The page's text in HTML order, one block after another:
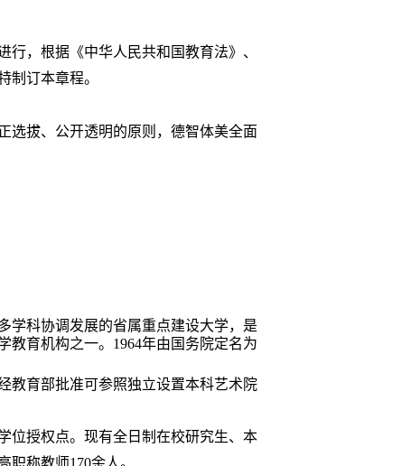
，根据《中华人民共和国教育法》、
制订本章程。
选拔、公开透明的原则，德智体美全面
学科协调发展的省属重点建设大学，是
教育机构之一。 1964年由国务院定名为
教育部批准可参照独立设置本科艺术院
位授权点。现有全日制在校研究生、本
职称教师170余人。